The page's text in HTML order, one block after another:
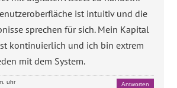
ist intuitiv und die
sprechen für sich. Mein Kapital
kontinuierlich und ich bin extrem
mit dem System.
uhr Antworten